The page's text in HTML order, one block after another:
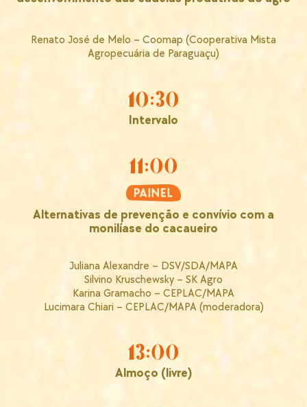
Renato José de Melo – Coomap (Cooperativa Mista
Agropecuária de Paraguaçu)
10:30
Intervalo
11:00
Alternativas de prevenção e convívio com a
monilíase do cacaueiro
Juliana Alexandre – DSV/SDA/MAPA
Silvino Kruschewsky – SK Agro
Karina Gramacho – CEPLAC/MAPA
Lucimara Chiari – CEPLAC/MAPA (moderadora)
13:00
Almoço (livre)